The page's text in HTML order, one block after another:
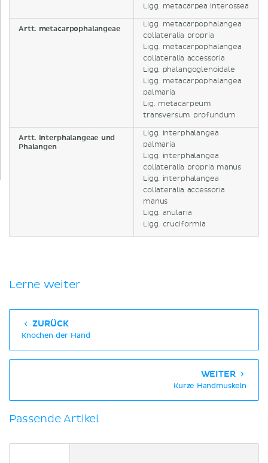
Ligg. metacarpea interossea
Artt. metacarpophalangeae
Ligg. metacarpophalangea
collateralia propria
Ligg. metacarpophalangea
collateralia accessoria
Ligg. phalangoglenoidale
Ligg. metacarpophalangea
palmaria
Lig. metacarpeum
transversum profundum
Artt. interphalangeae und
Phalangen
Ligg. interphalangea
palmaria
Ligg. interphalangea
collateralia propria manus
Ligg. interphalangea
collateralia accessoria
manus
Ligg. anularia
Ligg. cruciformia
Lerne weiter
ZURÜCK
Knochen der Hand
WEITER
Kurze Handmuskeln
Passende Artikel